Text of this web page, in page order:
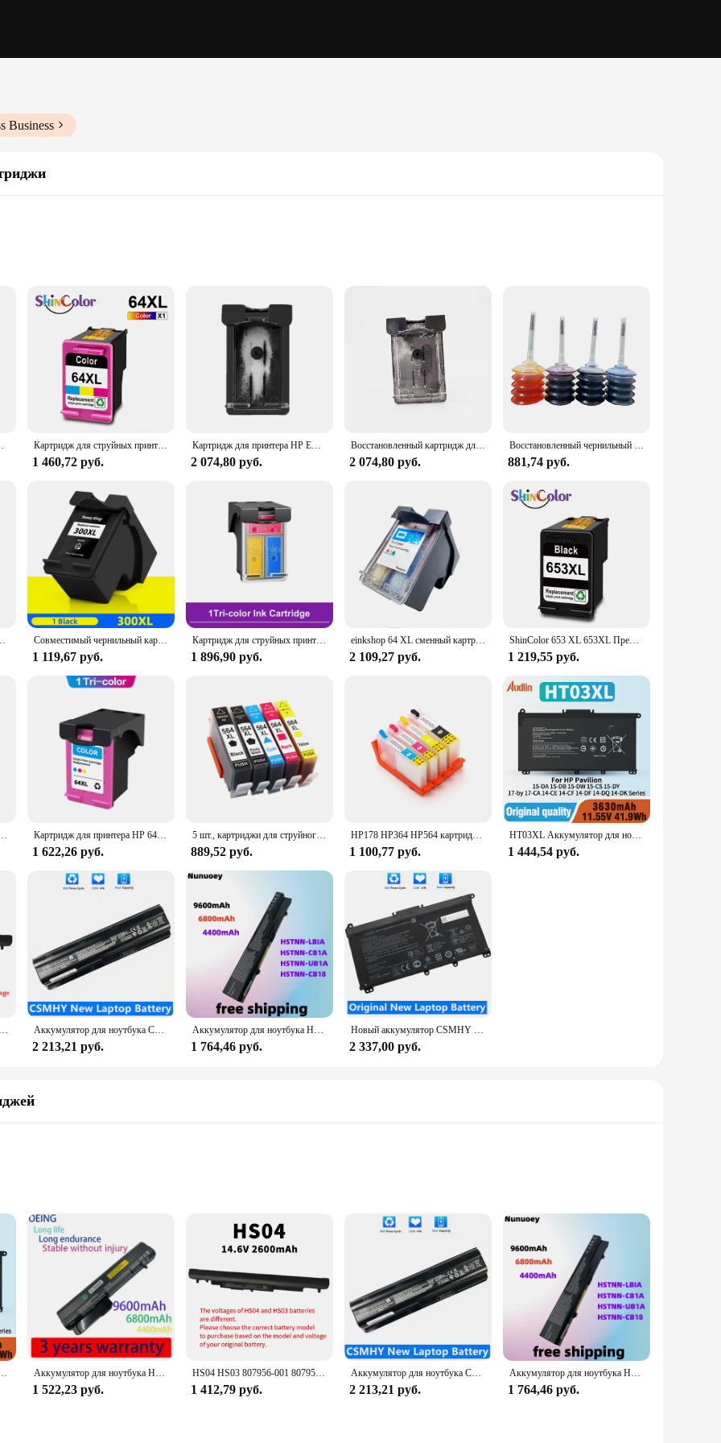
Business
ink cartridge that ensures consistent and reliable printing for all your documents and photos. Designed to work seamlessly with a range
home and office use. Its large 64ml capacity means fewer interruptions to replace ink, while the impressive yield of up to 600 pages at
album, the HP 64 Black Ink Cartridge is the ideal choice for all your printing needs. The cartridge's high-quality ink provides crisp,
applications, from business documents to creative projects. Its wholesale availability makes it an excellent option for vendors and
retail availability ensures that individual users can easily find and purchase this essential product.
that align with your sustainability goals. The HP 64 Black Ink Cartridge is not only designed for high performance but also for the
to a lower carbon footprint, making it a smart choice for those who value both functionality and eco-consciousness. Whether
cartridge offers a balance of quality, efficiency, and sustainability that meets the needs of modern printing demands.
7800 Inspire 7950e Картридж для струйных принтеров HP ENVY Photo 6220 6222 7120 7130
1 460,72 руб.
Картридж для принтера HP ENVY Photo 6200 6220 6222 7100 7120 7800 Inspire 7950e
2 074,80 руб.
Восстановленный картридж для принтера HP ENVY Photo 6200 6220 6222 7100 7120 7800 Inspire 7950e
2 074,80 руб.
Восстановленный чернильный картридж 64XL для HP 64 64 XL для принтера HP Envy 5640 5642 5643 5644 5646 5660 7640 7645 6220 6230
881,74 руб.
6252 6255 6258 7155 7158 7164 7855 7858 Совместимый чернильный картридж для принтера HP 300 XL CC641E CC644E для HP Deskjet D1660 D2560 D5560 F2420 F2480 F4210 F4272 F4280
1 119,67 руб.
Картридж для струйных принтеров HP Envy Photo 6252 6255 7158 7164
1 896,90 руб.
einkshop 64 XL сменный картридж для принтера HP 64xl Envy Photo 7120 7130 7132 7134 7155 7158 7164 7800 7820
2 109,27 руб.
ShinColor 653 XL 653XL Премиальный черный восстановленный картридж для HP653 для принтера HP DESKJET Ink Advantage 1275 6475
1 219,55 руб.
принтера HP 2700 2710 4100 4120 4110 4130 ENVY 6010 6020 6030 6420 Картридж для принтера HP 64 XL 64XL HP Envy Photo 7855 7858 6255 7155 7120 6252
1 622,26 руб.
5 шт., картриджи для струйного принтера HP 564XL hp 564 564 4610 4620 D5460/D5463/D5468/D7560
889,52 руб.
HP178 HP364 HP564 картридж с чернилами с чипом для HP B210e B109n B109q B109r B109n B110a B110b B110c B110d B110e B110f
1 100,77 руб.
HT03XL Аккумулятор для ноутбука L11119-855 для HP Pavilion 15-DA 15-DB 15-DW 15-CS 15-DY 17-by 17-CA 14-CE 14-CF 14-DF 14-DQ 14-DK Series
1 444,54 руб.
HS04 HS03 807956-001 807957-001 807612-421 Аккумулятор для ноутбука HP 240 245 246 250 255 G4/G5 Pavilion 14-AC 15-AC 17-X Series Аккумулятор для ноутбука CSMHY CQ42 MU06 для аккумулятора HP Pavilion G4 G6 G7 593553 593554 593562 -001 HSTNN-UB0W CQ32 G42 CQ43 G32
2 213,21 руб.
Аккумулятор для ноутбука HP 425 4320t 620 625 ProBook 4326s 4420s 4421s 4425s 4520s 4525s 4320s 4321S 4325s
1 764,46 руб.
Новый аккумулятор CSMHY HT03XL 11,55 в для ноутбука HP Pavilion 14-CE0025TU 14-CE0034TX 15-CS0037T 250 255 G7 HSTNN-LB8L/LB8M/DB8R
2 337,00 руб.
64 Black Ink cartridge replacement chips. These chips are meticulously engineered to deliver superior print quality, ensuring that your
printing professional reports, stunning photographs, or vivid graphics, these chips are designed to meet the demands of various
performance; they're also about value. As a wholesale product, they offer an economical solution for businesses and individuals
The chips are easy to install and come in sets, making them a convenient option for frequent printer users. They're perfect for
ink cartridge replacements.
to fit seamlessly into your HP printer, ensuring a hassle-free installation process. They are compatible with a wide range of HP printer
Whether you're a small business owner, a school, or a large corporation, these chips are designed to be user-friendly, allowing
ink supply.
15-DA 15-DB 15-DW 15-CS 15-DY 17-by 17-CA 14-CE 14-CF 14-DF 14-DQ 14-DK Series Аккумулятор для ноутбука HSTNN-DB22 HSTNN-XB22 для Hp для EliteBook 2530p 2540p для бизнес-ноутбука 2400 2510p NC2400
1 522,23 руб.
HS04 HS03 807956-001 807957-001 807612-421 Аккумулятор для ноутбука HP 240 245 246 250 255 G4/G5 Pavilion 14-AC 15-AC 17-X Series
1 412,79 руб.
Аккумулятор для ноутбука CSMHY CQ42 MU06 для аккумулятора HP Pavilion G4 G6 G7 593553 593554 593562 -001 HSTNN-UB0W CQ32 G42 CQ43 G32
2 213,21 руб.
Аккумулятор для ноутбука HP 425 4320t 620 625 ProBook 4326s 4420s 4421s 4425s 4520s 4525s 4320s 4321S 4325s
1 764,46 руб.